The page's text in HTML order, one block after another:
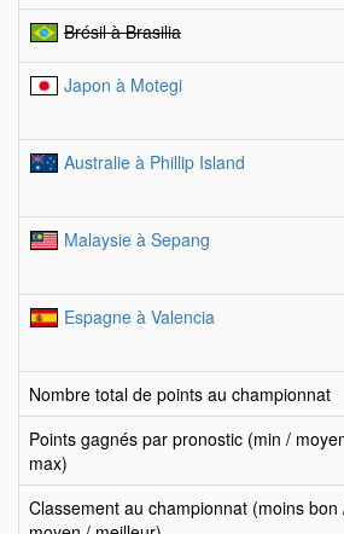
Brésil à Brasilia
Japon à Motegi
Australie à Phillip Island
Malaysie à Sepang
Espagne à Valencia
Nombre total de points au championnat
Points gagnés par pronostic (min /
max)
Classement au championnat (moins bon